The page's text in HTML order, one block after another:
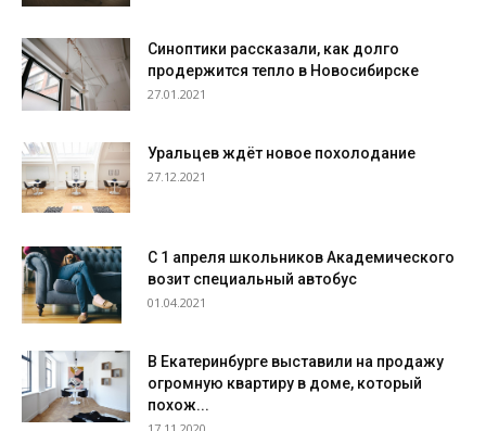
Синоптики рассказали, как долго
продержится тепло в Новосибирске
27.01.2021
Уральцев ждёт новое похолодание
27.12.2021
С 1 апреля школьников Академического
возит специальный автобус
01.04.2021
В Екатеринбурге выставили на продажу
огромную квартиру в доме, который
похож...